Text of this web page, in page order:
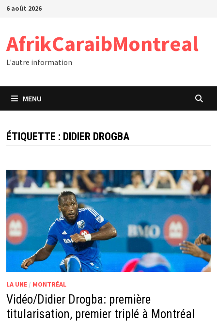
Passer
6 août 2026
AfrikCaraibMontreal
L'autre information
MENU
ÉTIQUETTE : DIDIER DROGBA
LA UNE/ MONTRÉAL
Vidéo/Didier Drogba: première
titularisation, premier triplé à Montréal